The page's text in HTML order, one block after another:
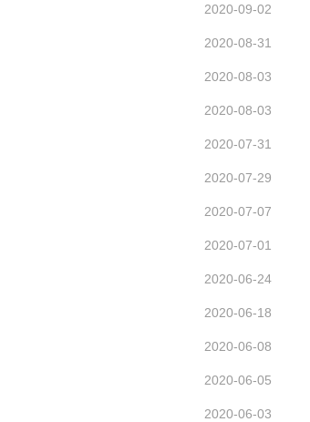
2020-09-02
2020-08-31
2020-08-03
2020-08-03
2020-07-31
2020-07-29
2020-07-07
2020-07-01
2020-06-24
2020-06-18
2020-06-08
2020-06-05
2020-06-03